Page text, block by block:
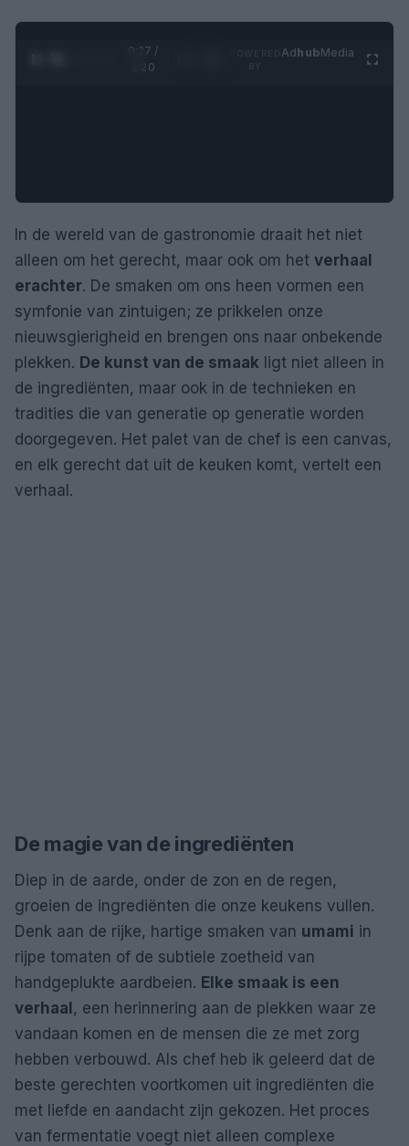
0:28 /
1:20
AdhubMedia
In de wereld van de gastronomie draait het niet
alleen om het gerecht, maar ook om het verhaal
erachter. De smaken om ons heen vormen een
symfonie van zintuigen; ze prikkelen onze
nieuwsgierigheid en brengen ons naar onbekende
plekken. De kunst van de smaak ligt niet alleen in
de ingrediënten, maar ook in de technieken en
tradities die van generatie op generatie worden
doorgegeven. Het palet van de chef is een canvas,
en elk gerecht dat uit de keuken komt, vertelt een
verhaal.
De magie van de ingrediënten
Diep in de aarde, onder de zon en de regen,
groeien de ingrediënten die onze keukens vullen.
Denk aan de rijke, hartige smaken van umami in
rijpe tomaten of de subtiele zoetheid van
handgeplukte aardbeien. Elke smaak is een
verhaal , een herinnering aan de plekken waar ze
vandaan komen en de mensen die ze met zorg
hebben verbouwd. Als chef heb ik geleerd dat de
beste gerechten voortkomen uit ingrediënten die
met liefde en aandacht zijn gekozen. Het proces
van fermentatie voegt niet alleen complexe